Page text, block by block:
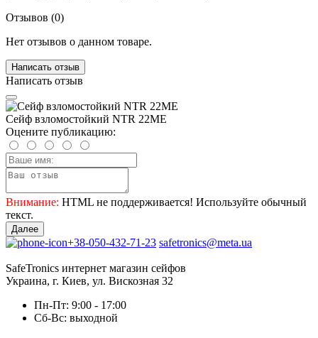
Отзывов (0)
Нет отзывов о данном товаре.
Написать отзыв
Написать отзыв
Сейф взломостойкий NTR 22MЕ
Оцените публикацию:
Внимание: HTML не поддерживается! Используйте обычный
текст.
Далее
+38-050-432-71-23 safetronics@meta.ua
SafeTronics интернет магазин сейфов
Украина, г. Киев, ул. Вискозная 32
Пн-Пт: 9:00 - 17:00
Сб-Вс: выходной